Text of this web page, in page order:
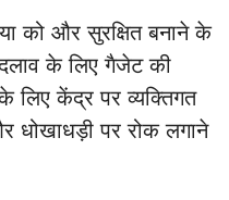
को और सुरक्षित बनाने के
के लिए गैजेट की
लिए केंद्र पर व्यक्तिगत
धोखाधड़ी पर रोक लगाने